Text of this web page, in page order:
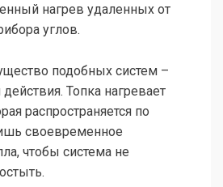
нагрев удаленных от
углов.
подобных систем –
Топка нагревает
распространяется по
своевременное
чтобы система не